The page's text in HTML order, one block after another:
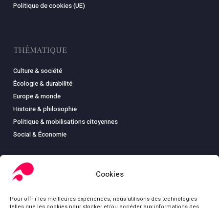
Cookies
Pour offrir les meilleures expériences, nous utilisons des technologies
Politique de cookies (UE)
THÉMATIQUE
Culture & société
Écologie & durabilité
Europe & monde
Histoire & philosophie
Politique & mobilisations citoyennes
Social & Économie
LIBRAIRIE
Boutique